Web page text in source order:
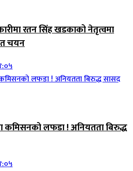
रतन सिंह खडकाको नेतृत्वमा
चयन
कमिसनको लफडा ! अनियतता बिरुद्ध